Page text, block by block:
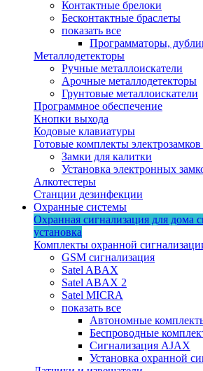
Контактные брелоки
Бесконтактные браслеты
показать все
Программаторы,
Металлодетекторы
Ручные металлоискатели
Арочные металлодетекторы
Грунтовые металлоискатели
Программное обеспечение
Кнопки выхода
Кодовые клавиатуры
Готовые комплекты
Замки для калитки
Установка электронных
Алкотестеры
Станции дезинфекции
Охранные системы
Охранная сигнализация для дома
установка
Комплекты охранной
GSM сигнализация
Satel ABAX
Satel ABAX 2
Satel MICRA
показать все
Автономные
Беспроводные
Сигнализация AJAX
Установка охранной